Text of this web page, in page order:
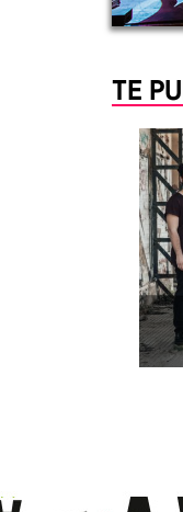
TE